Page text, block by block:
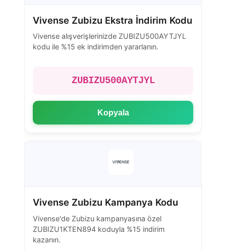
Vivense Zubizu Ekstra İndirim Kodu
Vivense alışverişlerinizde ZUBIZU500AYTJYL
kodu ile %15 ek indirimden yararlanın.
ZUBIZU500AYTJYL
Kopyala
Vivense Zubizu Kampanya Kodu
Vivense'de Zubizu kampanyasına özel
ZUBIZU1KTEN894 koduyla %15 indirim
kazanın.